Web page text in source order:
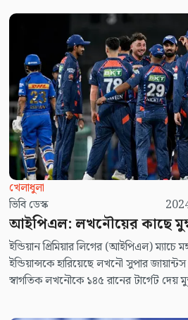
এই বাঁহাতি পেসার অবশ্য হতাশ করেননি,
উপহার দিয়েছেন দারুণ কিছু মুহূর্ত।
খেলাধুলা
ভিবি ডেস্ক
আইপিএল: লখনৌয়ের কাছে
ইন্ডিয়ান প্রিমিয়ার লিগের (আইপিএল) ম্যাচে
ইন্ডিয়ান্সকে হারিয়েছে লখনৌ সুপার
স্বাগতিক লখনৌকে ১৪৫ রানের টার্গেট দেয়